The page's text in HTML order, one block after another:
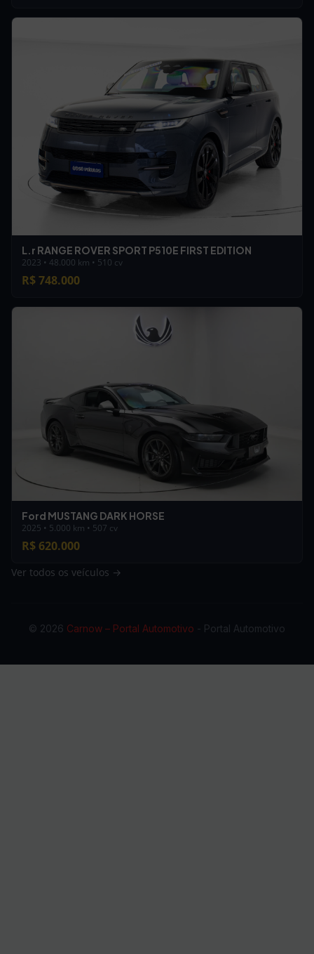
L.r RANGE ROVER SPORT P510E FIRST EDITION
2023 • 48.000 km • 510 cv
R$ 748.000
Ford MUSTANG DARK HORSE
2025 • 5.000 km • 507 cv
R$ 620.000
Ver todos os veículos →
© 2026 Carnow – Portal Automotivo - Portal Automotivo